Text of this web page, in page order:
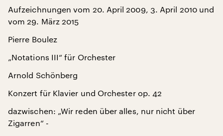
Aufzeichnungen vom 20. April 2009, 3. April 2010 und
vom 29. März 2015
Pierre Boulez
„Notations III“ für Orchester
Arnold Schönberg
Konzert für Klavier und Orchester op. 42
dazwischen: „Wir reden über alles, nur nicht über
Zigarren“ -